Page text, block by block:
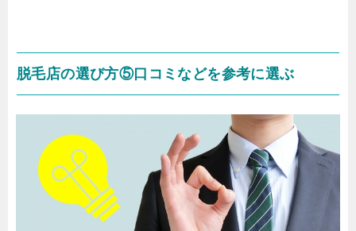
脱毛店の選び方⑤口コミなどを参考に選ぶ